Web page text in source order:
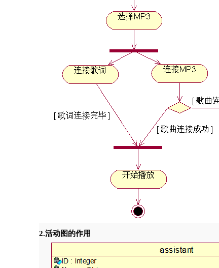
2.活动图的作用